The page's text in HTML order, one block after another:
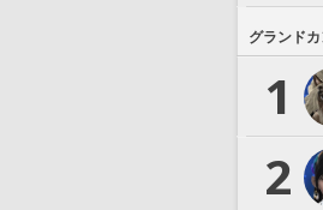
グランド
1
2